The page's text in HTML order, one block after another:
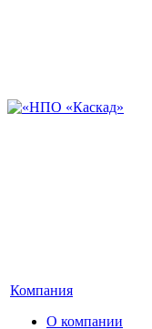
Компания
О компании